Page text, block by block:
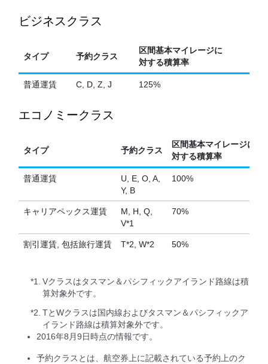
ビジネスクラス
タイプ 予約クラス
区間基本マイレージに
対する積算率
普通運賃 C, D, Z, J 125%
エコノミークラス
タイプ 予約クラス
区間基本マイレージに
対する積算率
普通運賃
U, E, O, A,
Y, B
100%
キャリアペックス運賃
M, H, Q,
V*1
70%
割引運賃, 包括旅行運賃 T*2, W*2 50%
*1.
Vクラスはタスマン＆パシフィックアイランド路線は積
算対象外です。
*2. TとWクラスは国内線およびタスマン＆パシフィックア
イランド路線は積算対象外です。
2016年8月9日時点の情報です。
予約クラスとは、航空券上に記載されている予約上のク